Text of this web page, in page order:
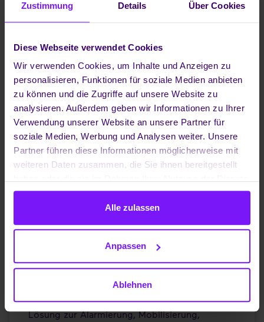
Zustimmung Details Über Cookies
Diese Webseite verwendet Cookies
Wir verwenden Cookies, um Inhalte und Anzeigen zu
personalisieren, Funktionen für soziale Medien anbieten
zu können und die Zugriffe auf unsere Website zu
analysieren. Außerdem geben wir Informationen zu Ihrer
Verwendung unserer Website an unsere Partner für
soziale Medien, Werbung und Analysen weiter. Unsere
Partner führen diese Informationen möglicherweise mit
weiteren Daten zusammen, die Sie ihnen bereitgestellt
gesammelt haben.
Alle zulassen
Anpassen
Ablehnen
SIP Sprechstelle Serie 50
Die modularen SIP-Türstationen der Serie 50
bestechen durch ihr modernes, puristisches
Design und eignen sich hervorragend als
repräsentatives Empfangselement am
Gebäudeeingang. Die Front besteht aus
Edelstahl und ist mit einem leichten Schliff
glanzpoliert.
MobiCall ist eine individuell zugeschnittene
Lösung zur Alarmierung, Mobilisierung,